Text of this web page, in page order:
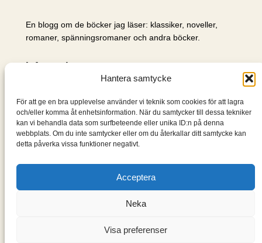
Hantera samtycke
För att ge en bra upplevelse använder vi teknik som cookies för att lagra
och/eller komma åt enhetsinformation. När du samtycker till dessa tekniker
kan vi behandla data som surfbeteende eller unika ID:n på denna
webbplats. Om du inte samtycker eller om du återkallar ditt samtycke kan
detta påverka vissa funktioner negativt.
Acceptera
Neka
Visa preferenser
En blogg om de böcker jag läser: klassiker, noveller,
romaner, spänningsromaner och andra böcker.
Information
Om mig & om bloggen
S
ö
k
WordPress